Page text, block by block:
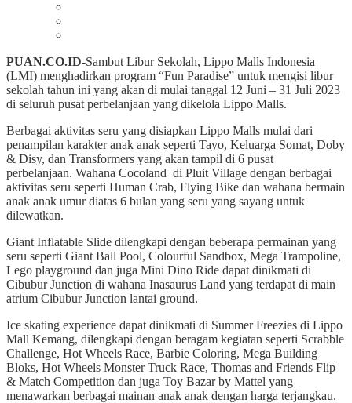
PUAN.CO.ID-Sambut Libur Sekolah, Lippo Malls Indonesia
(LMI) menghadirkan program “Fun Paradise” untuk mengisi libur
sekolah tahun ini yang akan di mulai tanggal 12 Juni – 31 Juli 2023
di seluruh pusat perbelanjaan yang dikelola Lippo Malls.
Berbagai aktivitas seru yang disiapkan Lippo Malls mulai dari
penampilan karakter anak anak seperti Tayo, Keluarga Somat, Doby
& Disy, dan Transformers yang akan tampil di 6 pusat
perbelanjaan. Wahana Cocoland di Pluit Village dengan berbagai
aktivitas seru seperti Human Crab, Flying Bike dan wahana bermain
anak anak umur diatas 6 bulan yang seru yang sayang untuk
dilewatkan.
Giant Inflatable Slide dilengkapi dengan beberapa permainan yang
seru seperti Giant Ball Pool, Colourful Sandbox, Mega Trampoline,
Lego playground dan juga Mini Dino Ride dapat dinikmati di
Cibubur Junction di wahana Inasaurus Land yang terdapat di main
atrium Cibubur Junction lantai ground.
Ice skating experience dapat dinikmati di Summer Freezies di Lippo
Mall Kemang, dilengkapi dengan beragam kegiatan seperti Scrabble
Challenge, Hot Wheels Race, Barbie Coloring, Mega Building
Bloks, Hot Wheels Monster Truck Race, Thomas and Friends Flip
& Match Competition dan juga Toy Bazar by Mattel yang
menawarkan berbagai mainan anak anak dengan harga terjangkau.